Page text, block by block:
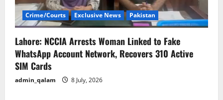
Crime/Courts Exclusive News Pakistan
Lahore: NCCIA Arrests Woman Linked to Fake
WhatsApp Account Network, Recovers 310 Active
SIM Cards
admin_qalam 8 July, 2026